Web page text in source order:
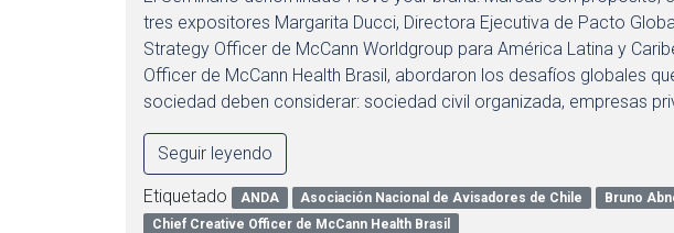
tres expositores Margarita Ducci, Directora Ejecutiva de Pacto
Strategy Officer de McCann Worldgroup para América Latina y
Officer de McCann Health Brasil, abordaron los desafíos globales
sociedad deben considerar: sociedad civil organizada, empresas
Seguir leyendo
Etiquetado ANDA Asociación Nacional de Avisadores de Chile Bruno
Chief Creative Officer de McCann Health Brasil